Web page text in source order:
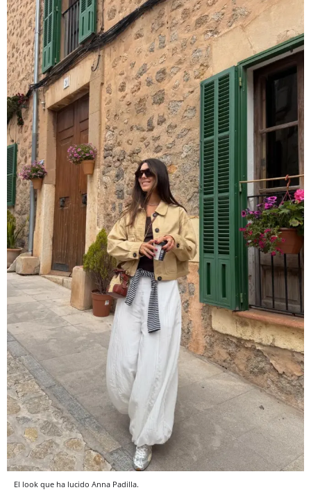
El look que ha lucido Anna Padilla.